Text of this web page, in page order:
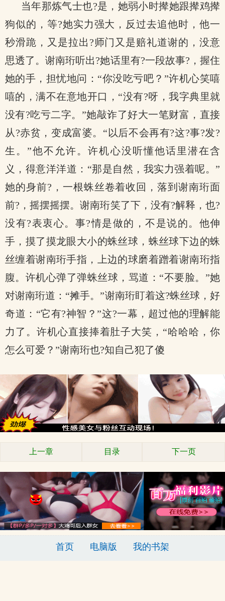
当年那炼气士也?是，她弱小时撵她跟撵鸡撵
狗似的，等?她实力强大，反过去追他时，他一
秒滑跪，又是拉出?师门又是赔礼道谢的，没意
思透了。谢南珩听出?她话里有?一段故事?，握住
她的手，担忧地问：“你没吃亏吧？”许机心笑嘻
嘻的，满不在意地开口，“没有?呀，我字典里就
没有?吃亏二字。”她敲诈了好大一笔财富，直接
从?赤贫，变成富婆。“以后不会再有?这?事?发?
生。”他不允许。许机心没听懂他话里潜在含
义，得意洋洋道：“那是自然，我实力强着呢。”
她的身前?，一根蛛丝卷着收回，落到谢南珩面
前?，摇摆摇摆。谢南珩笑了下，没有?解释，也?
没有?表衷心。事?情是做的，不是说的。他伸
手，摸了摸龙眼大小的蛛丝球，蛛丝球下边的蛛
丝缠着谢南珩手指，上边的球磨着蹭着谢南珩指
腹。许机心弹了弹蛛丝球，骂道：“不要脸。”她
对谢南珩道：“摊手。”谢南珩盯着这?蛛丝球，好
奇道：“它有?神智？”这?一幕，超过他的理解能
力了。许机心直接捧着肚子大笑，“哈哈哈，你
怎么可爱？”谢南珩也?知自己犯了傻
上一章 目录 下一页
首页 电脑版 我的书架